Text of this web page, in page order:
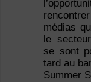
médias
le
se sont
tard au
Summer